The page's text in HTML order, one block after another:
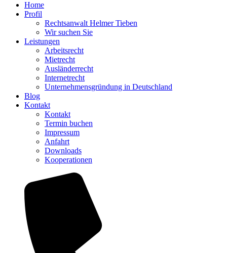
Home
Profil
Rechtsanwalt Helmer Tieben
Wir suchen Sie
Leistungen
Arbeitsrecht
Mietrecht
Ausländerrecht
Internetrecht
Unternehmensgründung in Deutschland
Blog
Kontakt
Kontakt
Termin buchen
Impressum
Anfahrt
Downloads
Kooperationen